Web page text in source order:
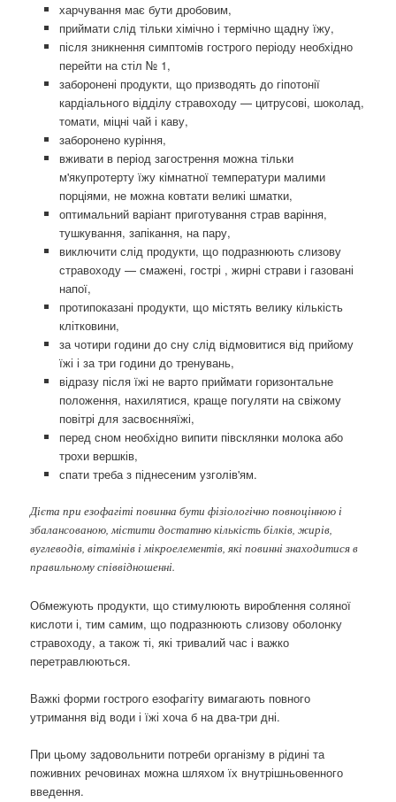
харчування має бути дробовим,
приймати слід тільки хімічно і термічно щадну їжу,
після зникнення симптомів гострого періоду необхідно
перейти на стіл № 1,
заборонені продукти, що призводять до гіпотонії
кардіального відділу стравоходу — цитрусові, шоколад,
томати, міцні чай і каву,
заборонено куріння,
вживати в період загострення можна тільки
м'якупротерту їжу кімнатної температури малими
порціями, не можна ковтати великі шматки,
оптимальний варіант приготування страв варіння,
тушкування, запікання, на пару,
виключити слід продукти, що подразнюють слизову
стравоходу — смажені, гострі , жирні страви і газовані
напої,
протипоказані продукти, що містять велику кількість
клітковини,
за чотири години до сну слід відмовитися від прийому
їжі і за три години до тренувань,
відразу після їжі не варто приймати горизонтальне
положення, нахилятися, краще погуляти на свіжому
повітрі для засвоєнняїжі,
перед сном необхідно випити півсклянки молока або
трохи вершків,
спати треба з піднесеним узголів'ям.
Дієта при езофагіті повинна бути фізіологічно повноцінною і
збалансованою, містити достатню кількість білків, жирів,
вуглеводів, вітамінів і мікроелементів, які повинні знаходитися в
правильному співвідношенні.
Обмежують продукти, що стимулюють вироблення соляної
кислоти і, тим самим, що подразнюють слизову оболонку
стравоходу, а також ті, які тривалий час і важко
перетравлюються.
Важкі форми гострого езофагіту вимагають повного
утримання від води і їжі хоча б на два-три дні.
При цьому задовольнити потреби організму в рідині та
поживних речовинах можна шляхом їх внутрішньовенного
введення.